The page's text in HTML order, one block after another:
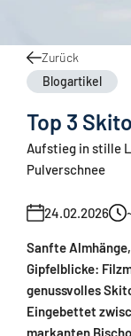
Zurück
Blogartikel
Top 3
Aufstieg in stille
Pulverschnee
24.02.2026
Sanfte
Gipfelblicke:
genussvolles
Eingebettet
markanten